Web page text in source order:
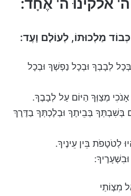
מַלְכוּתוֹ, לְעוֹלָם וָעֶד:
לְבָבְךָ וּבְכָל נַפְשְׁךָ וּבְכָל
מְצַוְּךָ הַיּוֹם עַל לְבָבֶךָ.
בְּשִׁבְתְּךָ בְּבֵיתֶךָ וּבְלֶכְתְּךָ בַדֶּרֶךְ
לְטֹטָפֹת בֵּין עֵינֶיךָ.
מִצְוֹתַי